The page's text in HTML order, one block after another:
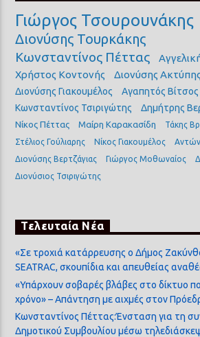
Γιώργος Τσουρουνάκης
Διονύσης Τουρκάκης
Κωνσταντίνος Πέττας
Χρήστος Κοντονής
Διονύσης Ακτύπης
Διονύσης Γιακουμέλος
Αγαπητός Βίτσος
Κωνσταντίνος Τσιριγώτης
Δημήτρης
Νίκος Πέττας Μαίρη Καρακασίδη
Τάκης
Στέλιος Γούλιαρης
Νίκος Γιακουμέλος
Διονύσης Βερτζάγιας
Γιώργος Μοθωναίος
Διονύσιος Τσιριγώτης
Τελευταία Νέα
«Σε τροχιά κατάρρευσης ο Δήμος
SEATRAC, σκουπίδια και απευθείας
«Υπάρχουν σοβαρές βλάβες στο δίκτυο
χρόνο» – Απάντηση με αιχμές στον
Κωνσταντίνος Πέττας:Ένσταση για τη
Δημοτικού Συμβουλίου μέσω